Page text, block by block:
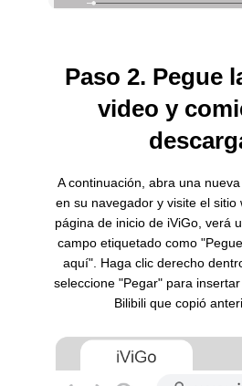
Paso 2. Pegue
video y
A continuación, abra una
en su navegador y visite el sitio
página de inicio de iViGo, verá
campo etiquetado como
aquí". Haga clic derecho
seleccione "Pegar" para
Bilibili que copió